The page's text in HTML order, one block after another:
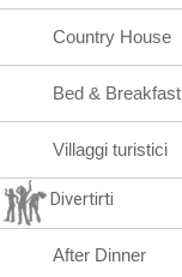
Country House
Bed & Breakfast
Villaggi turistici
Divertirti
After Dinner